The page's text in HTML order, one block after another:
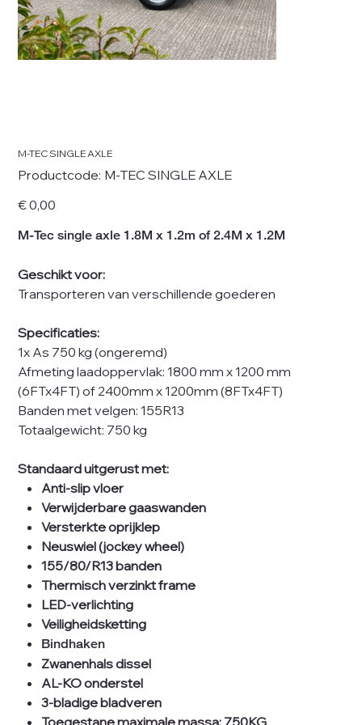
M-TEC SINGLE AXLE
Productcode: Productcode
M-
M-TEC SINGLE AXLE
Prijs
€ 0,00
M-Tec single axle 1.8M x 1.2m of 2.4M x 1.2M
Geschikt voor:
Transporteren van verschillende goederen
Specificaties:
1x As 750 kg (ongeremd)
Afmeting laadoppervlak: 1800 mm x 1200 mm
(6FTx4FT) of 2400mm x 1200mm (8FTx4FT)
Banden met velgen: 155R13
Totaalgewicht: 750 kg
Standaard uitgerust met:
Anti-slip vloer
Verwijderbare gaaswanden
Versterkte oprijklep
Neuswiel (jockey wheel)
155/80/R13 banden
Thermisch verzinkt frame
LED-verlichting
Veiligheidsketting
Bindhaken
Zwanenhals dissel
AL-KO onderstel
3-bladige bladveren